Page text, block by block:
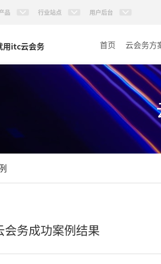
品 行业站点 用户后台
用itc云会务 首页 云会务方
会务成功案例结果